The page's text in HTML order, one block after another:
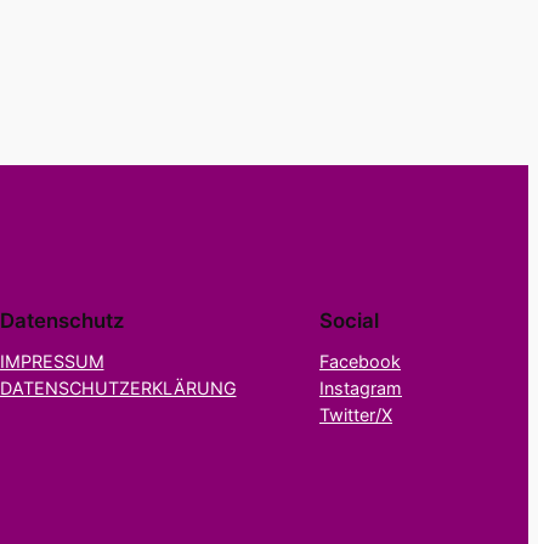
Datenschutz
IMPRESSUM
DATENSCHUTZERKLÄRUNG
Social
Facebook
Instagram
Twitter/X